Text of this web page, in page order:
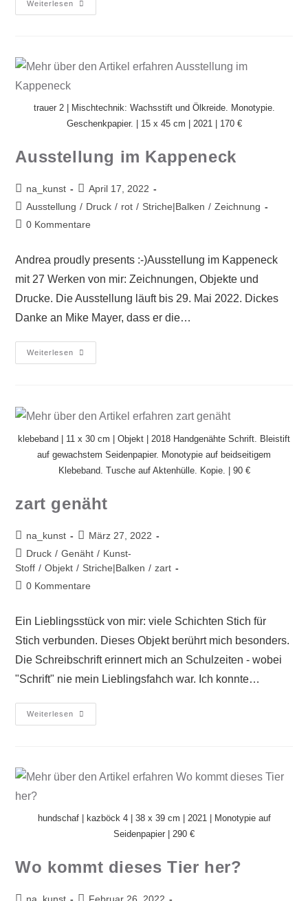
Weiterlesen
trauer 2 | Mischtechnik: Wachsstift und Ölkreide. Monotypie.
Geschenkpapier. | 15 x 45 cm | 2021 | 170 €
Ausstellung im Kappeneck
na_kunst
April 17, 2022
Ausstellung / Druck / rot / Striche|Balken / Zeichnung
0 Kommentare
Andrea proudly presents :-)Ausstellung im Kappeneck
mit 27 Werken von mir: Zeichnungen, Objekte und
Drucke. Die Ausstellung läuft bis 29. Mai 2022. Dickes
Danke an Mike Mayer, dass er die…
Weiterlesen
klebeband | 11 x 30 cm | Objekt | 2018 Handgenähte Schrift. Bleistift
auf gewachstem Seidenpapier. Monotypie auf beidseitigem
Klebeband. Tusche auf Aktenhülle. Kopie. | 90 €
zart genäht
na_kunst
März 27, 2022
Druck / Genäht / Kunst-
Stoff / Objekt / Striche|Balken / zart
0 Kommentare
Ein Lieblingsstück von mir: viele Schichten Stich für
Stich verbunden. Dieses Objekt berührt mich besonders.
Die Schreibschrift erinnert mich an Schulzeiten - wobei
"Schrift" nie mein Lieblingsfahch war. Ich konnte…
Weiterlesen
hundschaf | kazböck 4 | 38 x 39 cm | 2021 | Monotypie auf
Seidenpapier | 290 €
Wo kommt dieses Tier her?